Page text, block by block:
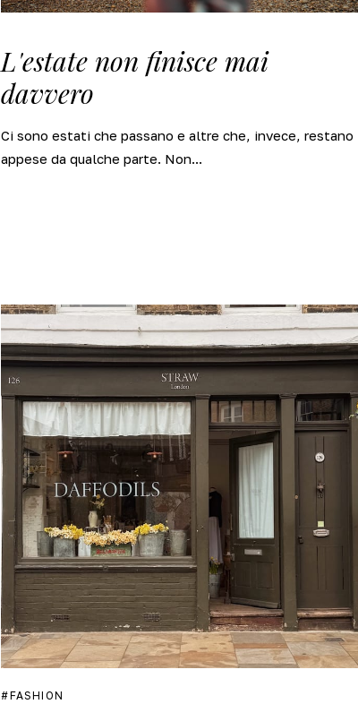
L'estate non finisce mai
davvero
Ci sono estati che passano e altre che, invece, restano
appese da qualche parte. Non...
FASHION